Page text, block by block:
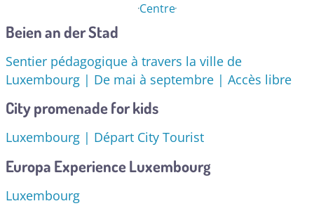
Centre
Beien an der Stad
Sentier pédagogique à travers la ville de
Luxembourg | De mai à septembre | Accès libre
City promenade for kids
Luxembourg | Départ City Tourist
Europa Experience Luxembourg
Luxembourg